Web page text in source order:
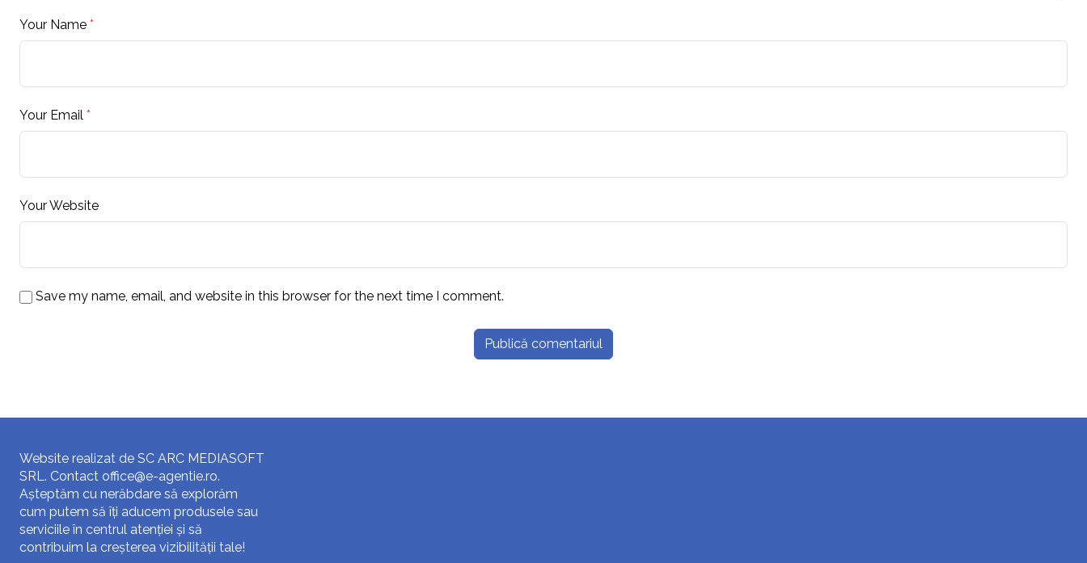
Your Name *
Your Email *
Your Website
Save my name, email, and website in this browser for the next time I comment.
Website realizat de SC ARC MEDIASOFT
SRL. Contact office@e-agentie.ro.
Așteptăm cu nerăbdare să explorăm
cum putem să îți aducem produsele sau
serviciile în centrul atenției și să
contribuim la creșterea vizibilității tale!